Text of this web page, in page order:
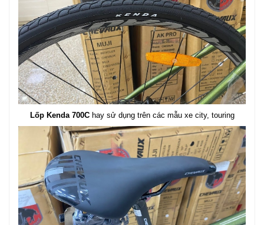
Lốp Kenda 700Chay sử dụng trên các mẫu xe city, touring